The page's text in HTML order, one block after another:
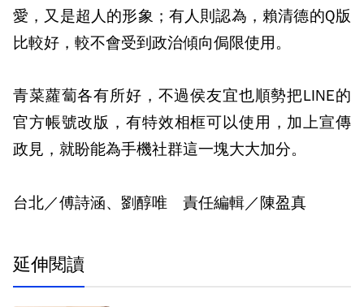
愛，又是超人的形象；有人則認為，賴清德的Q版
比較好，較不會受到政治傾向侷限使用。
青菜蘿蔔各有所好，不過侯友宜也順勢把LINE的
官方帳號改版，有特效相框可以使用，加上宣傳
政見，就盼能為手機社群這一塊大大加分。
台北／傅詩涵、劉醇唯 責任編輯／陳盈真
延伸閱讀